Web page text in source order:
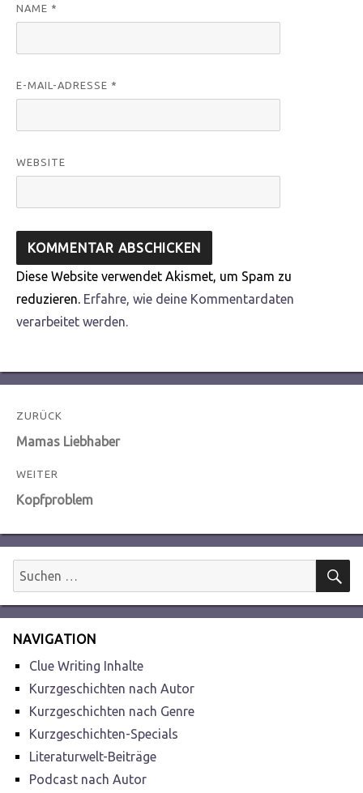
NAME *
E-MAIL-ADRESSE *
WEBSITE
Diese Website verwendet Akismet, um Spam zu
reduzieren. Erfahre, wie deine Kommentardaten
verarbeitet werden.
Beitragsnavigation
ZURÜCK
Vorheriger
Mamas Liebhaber
WEITER
Nächster
Kopfproblem
Suchen
nach:
NAVIGATION
Clue Writing Inhalte
Kurzgeschichten nach Autor
Kurzgeschichten nach Genre
Kurzgeschichten-Specials
Literaturwelt-Beiträge
Podcast nach Autor